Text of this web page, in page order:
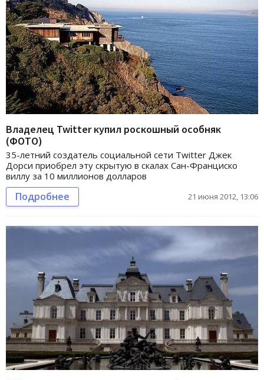
Владелец Twitter купил роскошный особняк
(ФОТО)
35-летний создатель социальной сети Twitter Джек
Дорси приобрел эту скрытую в скалах Сан-Франциско
виллу за 10 миллионов долларов
Подробнее 21 июня 2012, 13:06